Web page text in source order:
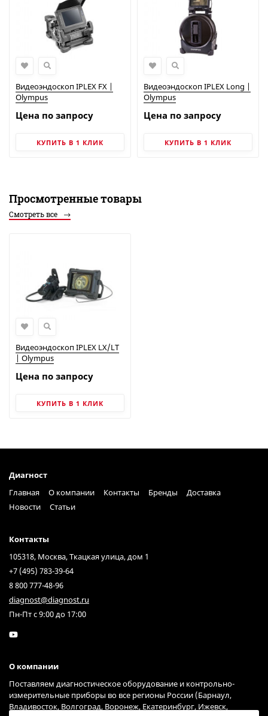
Видеоэндоскоп IPLEX FX |
Olympus
Цена по запросу
КУПИТЬ В 1 КЛИК
Видеоэндоскоп IPLEX Long |
Olympus
Цена по запросу
КУПИТЬ В 1 КЛИК
Просмотренные товары
Смотреть все
Видеоэндоскоп IPLEX LX/LT
| Olympus
Цена по запросу
КУПИТЬ В 1 КЛИК
Диагност
Главная
О компании Контакты Бренды
Доставка
Новости
Статьи
Контакты
105318, Москва, Ткацкая улица, дом 1
+7 (495) 783-39-64
8 800 777-48-96
diagnost@diagnost.ru
Пн-Пт с 9:00 до 17:00
О компании
Поставляем диагностическое оборудование и контрольно-
измерительные приборы во все регионы России (Барнаул,
Владивосток, Волгоград, Воронеж, Екатеринбург, Ижевск,